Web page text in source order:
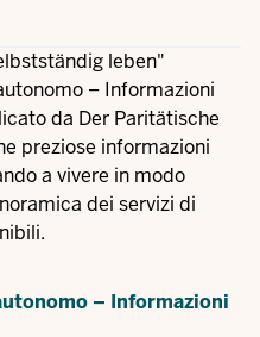
– Informazioni
da Der Paritätische
preziose informazioni
a vivere in modo
dei servizi di
– Informazioni